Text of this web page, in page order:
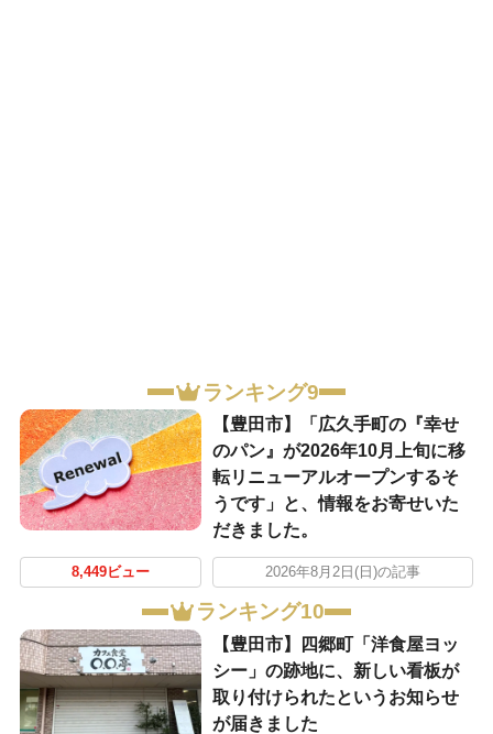
ランキング9
【豊田市】「広久手町の『幸せ
のパン』が2026年10月上旬に移
転リニューアルオープンするそ
うです」と、情報をお寄せいた
だきました。
8,449ビュー 2026年8月2日(日)の記事
ランキング10
【豊田市】四郷町「洋食屋ヨッ
シー」の跡地に、新しい看板が
取り付けられたというお知らせ
が届きました